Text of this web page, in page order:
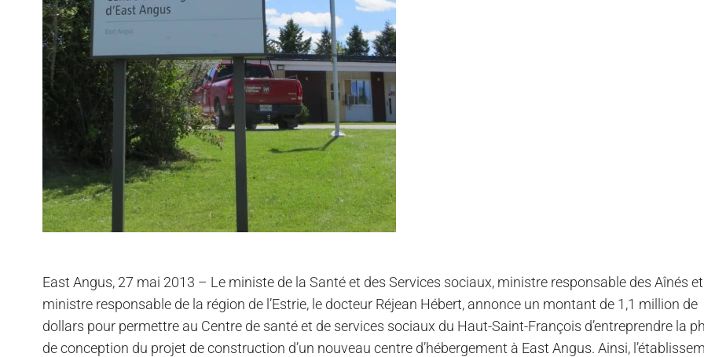
East Angus, 27 mai 2013 – Le ministe de la Santé et des Services sociaux, ministre responsable des Aînés et
ministre responsable de la région de l’Estrie, le docteur Réjean Hébert, annonce un montant de 1,1 million de
dollars pour permettre au Centre de santé et de services sociaux du Haut-Saint-François d’entreprendre la
de conception du projet de construction d’un nouveau centre d’hébergement à East Angus. Ainsi,